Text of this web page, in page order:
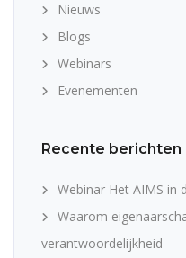
Nieuws
Blogs
Webinars
Evenementen
Recente berichten
Webinar Het AIMS in
Waarom
verantwoordelijkheid